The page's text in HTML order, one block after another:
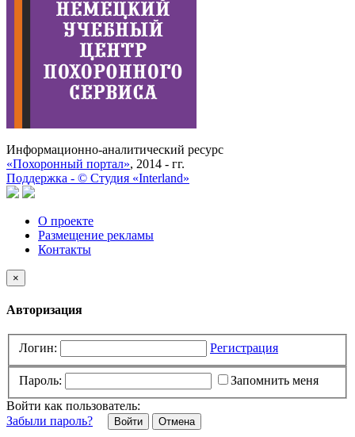
Информационно-аналитический ресурс
«Похоронный портал», 2014 - гг.
Поддержка - © Cтудия «Interland»
О проекте
Размещение рекламы
Контакты
×
Авторизация
Логин: Регистрация
Пароль:
Запомнить меня
Войти как пользователь:
Забыли пароль?
Отмена